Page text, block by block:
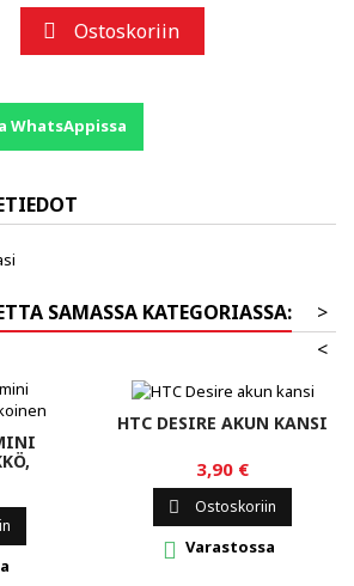
 Ostoskoriin
WhatsAppissa
SAMASSA KATEGORIASSA:
>
<
HTC DESIRE AKUN KANSI
3,90 €
 Ostoskoriin
 Varastossa